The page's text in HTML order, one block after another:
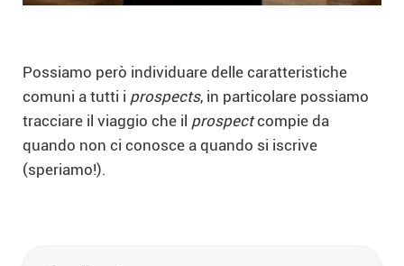
Possiamo però individuare delle caratteristiche
comuni a tutti i prospects, in particolare possiamo
tracciare il viaggio che il prospectcompie da
quando non ci conosce a quando si iscrive
(speriamo!).